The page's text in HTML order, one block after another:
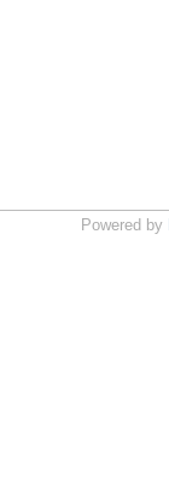
Powered by